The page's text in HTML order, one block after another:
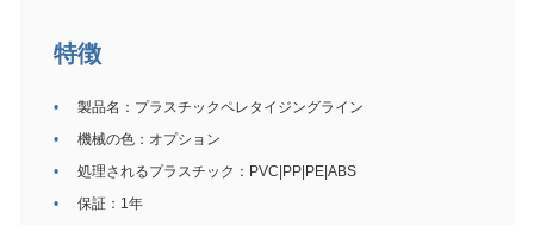
特徴
製品名：プラスチックペレタイジングライン
機械の色：オプション
処理されるプラスチック：PVC|PP|PE|ABS
保証：1年